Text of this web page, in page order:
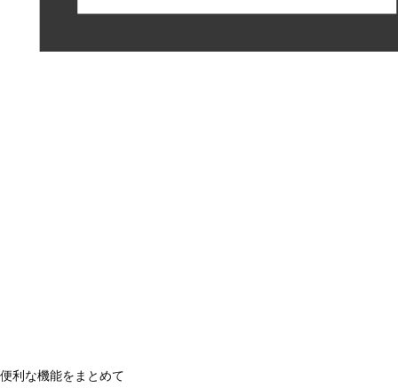
便利な機能をまとめて